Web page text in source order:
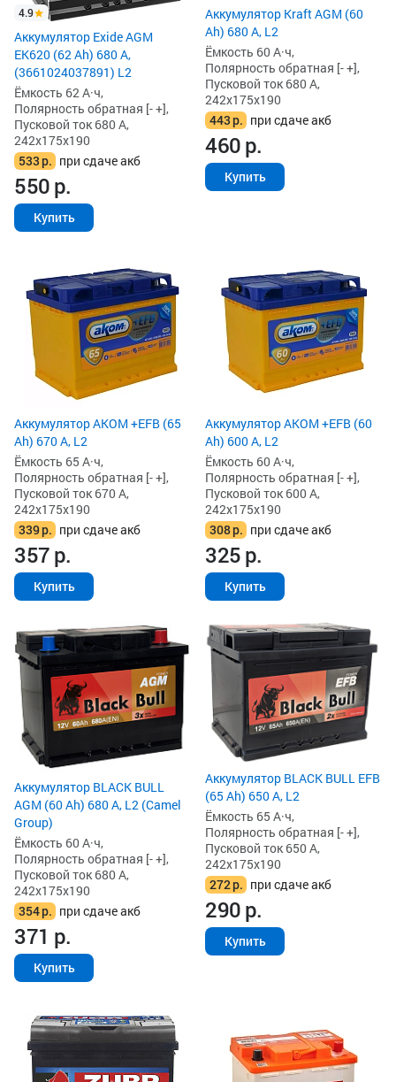
4.9
Аккумулятор Exide AGM
EK620 (62 Ah) 680 А,
(3661024037891) L2
Ёмкость 62 А·ч,
Полярность обратная [- +],
Пусковой ток 680 А,
242x175x190
533р. при сдаче акб
550р.
Купить
Аккумулятор Kraft AGM (60
Ah) 680 А, L2
Ёмкость 60 А·ч,
Полярность обратная [- +],
Пусковой ток 680 А,
242x175x190
443р. при сдаче акб
460р.
Купить
Аккумулятор AKOM +EFB (65
Ah) 670 А, L2
Ёмкость 65 А·ч,
Полярность обратная [- +],
Пусковой ток 670 А,
242x175x190
339р. при сдаче акб
357р.
Купить
Аккумулятор AKOM +EFB (60
Ah) 600 А, L2
Ёмкость 60 А·ч,
Полярность обратная [- +],
Пусковой ток 600 А,
242x175x190
308р. при сдаче акб
325р.
Купить
Аккумулятор BLACK BULL
AGM (60 Ah) 680 А, L2 (Camel
Group)
Ёмкость 60 А·ч,
Полярность обратная [- +],
Пусковой ток 680 А,
242x175x190
354р. при сдаче акб
371 р.
Купить
Аккумулятор BLACK BULL EFB
(65 Ah) 650 А, L2
Ёмкость 65 А·ч,
Полярность обратная [- +],
Пусковой ток 650 А,
242x175x190
272р. при сдаче акб
290р.
Купить